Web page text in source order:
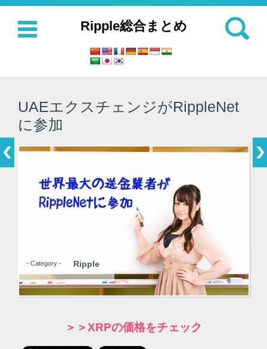
Ripple総合まとめ
検索:
コンテンツに移動
UAEエクスチェンジがRippleNet
に参加
- Category - Ripple
＞＞XRPの価格をチェック